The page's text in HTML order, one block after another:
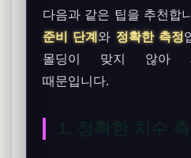
다음과 같은 팁을 추천합
준비 단계와 정확한 측정
몰딩이 맞지 않아
때문입니다.